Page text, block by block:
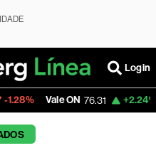
Login
Vale ON 76.31 +2.24% Itaú